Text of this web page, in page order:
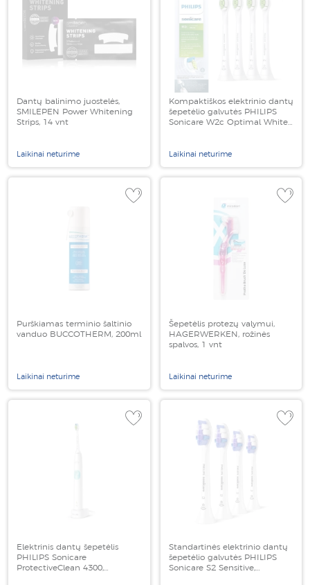
Dantų balinimo juostelės,
SMILEPEN Power Whitening
Strips, 14 vnt
Laikinai neturime
Kompaktiškos elektrinio dantų
šepetėlio galvutės PHILIPS
Sonicare W2c Optimal White,
Laikinai neturime
Purškiamas terminio šaltinio
vanduo BUCCOTHERM, 200ml
Laikinai neturime
Šepetėlis protezų valymui,
HAGERWERKEN, rožinės
spalvos, 1 vnt
Laikinai neturime
Elektrinis dantų šepetėlis
PHILIPS Sonicare
ProtectiveClean 4300,
Standartinės elektrinio dantų
šepetėlio galvutės PHILIPS
Sonicare S2 Sensitive,